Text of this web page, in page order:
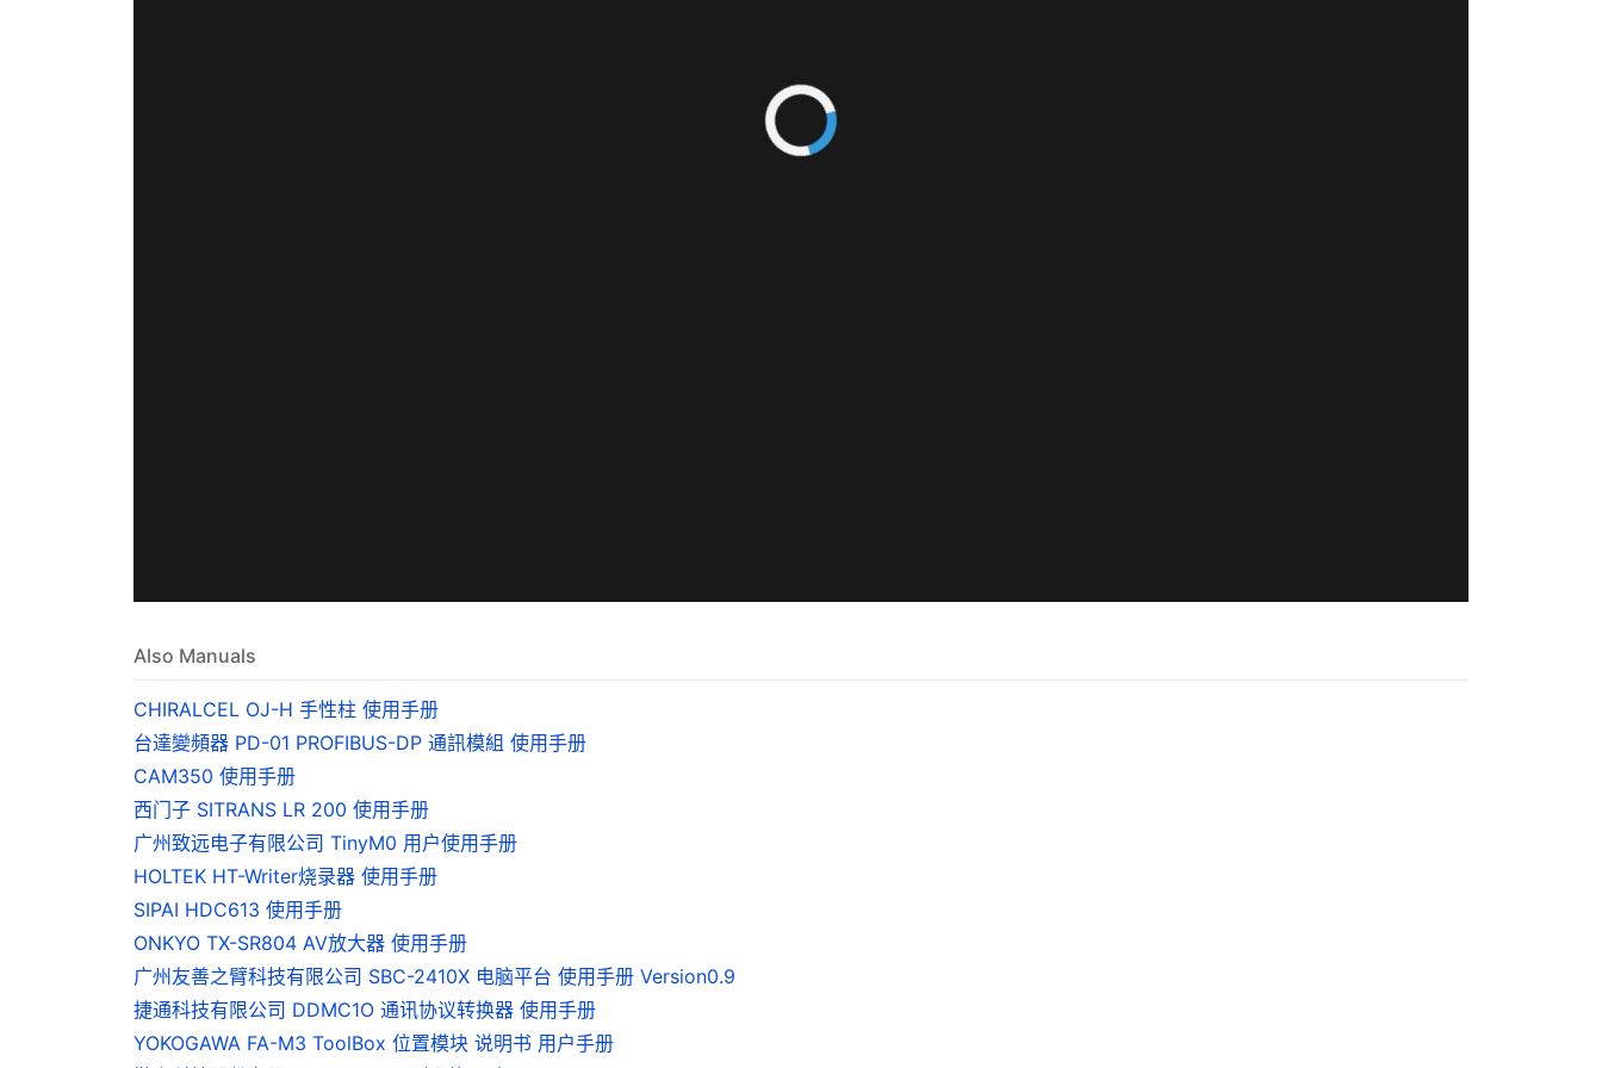
Also Manuals
CHIRALCEL OJ-H 手性柱 使用手册
台達變頻器 PD-01 PROFIBUS-DP 通訊模組 使用手册
CAM350 使用手册
西门子 SITRANS LR 200 使用手册
广州致远电子有限公司 TinyM0 用户使用手册
HOLTEK HT-Writer烧录器 使用手册
SIPAI HDC613 使用手册
ONKYO TX-SR804 AV放大器 使用手册
广州友善之臂科技有限公司 SBC-2410X 电脑平台 使用手册 Version0.9
捷通科技有限公司 DDMC1O 通讯协议转换器 使用手册
YOKOGAWA FA-M3 ToolBox 位置模块 说明书 用户手册